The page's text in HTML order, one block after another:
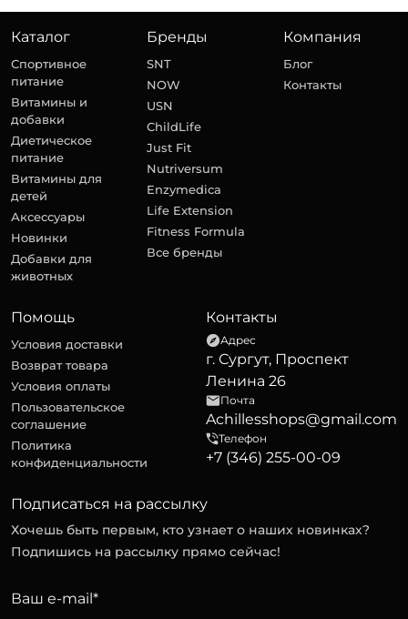
Каталог
Спортивное
питание
Витамины и
добавки
Диетическое
питание
Витамины для
детей
Аксессуары
Новинки
Добавки для
животных
Бренды
SNT
NOW
USN
ChildLife
Just Fit
Nutriversum
Enzymedica
Life Extension
Fitness Formula
Все бренды
Компания
Блог
Контакты
Помощь
Условия доставки
Возврат товара
Условия оплаты
Пользовательское
соглашение
Политика
конфиденциальности
Контакты
Адрес
г. Сургут, Проспект
Ленина 26
Почта
Achillesshops@gmail.com
Телефон
+7 (346) 255-00-09
Подписаться на рассылку
Хочешь быть первым, кто узнает о наших новинках?
Подпишись на рассылку прямо сейчас!